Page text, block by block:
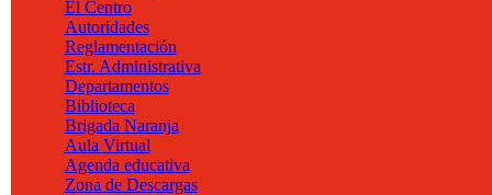
El Centro
Autoridades
Reglamentación
Estr. Administrativa
Departamentos
Biblioteca
Brigada Naranja
Aula Virtual
Agenda educativa
Zona de Descargas